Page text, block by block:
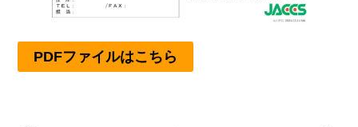
PDFファイルはこちら